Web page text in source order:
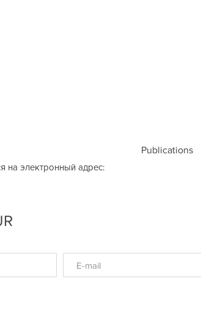
Publications
на электронный адрес: